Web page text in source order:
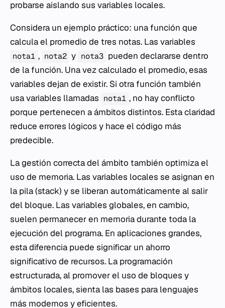
probarse aislando sus variables locales.
Considera un ejemplo práctico: una función que
calcula el promedio de tres notas. Las variables
nota1 , nota2 y nota3 pueden declararse dentro
de la función. Una vez calculado el promedio, esas
variables dejan de existir. Si otra función también
usa variables llamadas nota1 , no hay conflicto
porque pertenecen a ámbitos distintos. Esta claridad
reduce errores lógicos y hace el código más
predecible.
La gestión correcta del ámbito también optimiza el
uso de memoria. Las variables locales se asignan en
la pila (stack) y se liberan automáticamente al salir
del bloque. Las variables globales, en cambio,
suelen permanecer en memoria durante toda la
ejecución del programa. En aplicaciones grandes,
esta diferencia puede significar un ahorro
significativo de recursos. La programación
estructurada, al promover el uso de bloques y
ámbitos locales, sienta las bases para lenguajes
más modernos y eficientes.